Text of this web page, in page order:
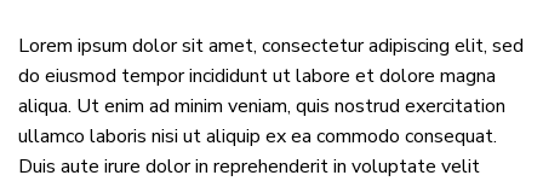
Lorem ipsum dolor sit amet, consectetur adipiscing elit, sed
do eiusmod tempor incididunt ut labore et dolore magna
aliqua. Ut enim ad minim veniam, quis nostrud exercitation
ullamco laboris nisi ut aliquip ex ea commodo consequat.
Duis aute irure dolor in reprehenderit in voluptate velit